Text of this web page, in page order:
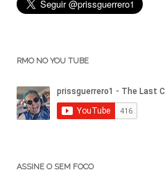
RMO NO YOU TUBE
ASSINE O SEM FOCO